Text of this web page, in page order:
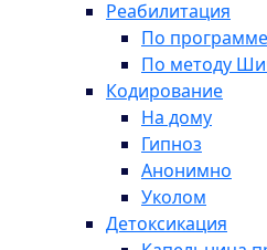
Реабилитация
По
По методу
Кодирование
На дому
Гипноз
Анонимно
Уколом
Детоксикация